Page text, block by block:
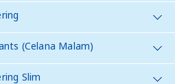
(Celana Malam)
Slim